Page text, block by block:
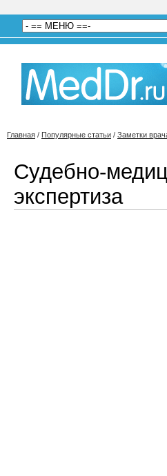
Главная / Популярные статьи / Заметки
Судебно-
экспертиза